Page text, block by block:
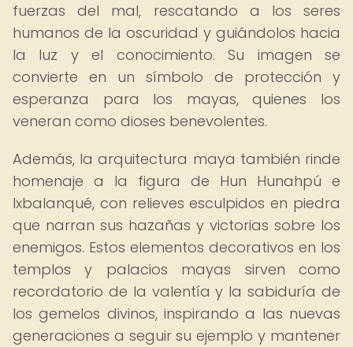
fuerzas del mal, rescatando a los seres
humanos de la oscuridad y guiándolos hacia
la luz y el conocimiento. Su imagen se
convierte en un símbolo de protección y
esperanza para los mayas, quienes los
veneran como dioses benevolentes.
Además, la arquitectura maya también rinde
homenaje a la figura de Hun Hunahpú e
Ixbalanqué, con relieves esculpidos en piedra
que narran sus hazañas y victorias sobre los
enemigos. Estos elementos decorativos en los
templos y palacios mayas sirven como
recordatorio de la valentía y la sabiduría de
los gemelos divinos, inspirando a las nuevas
generaciones a seguir su ejemplo y mantener